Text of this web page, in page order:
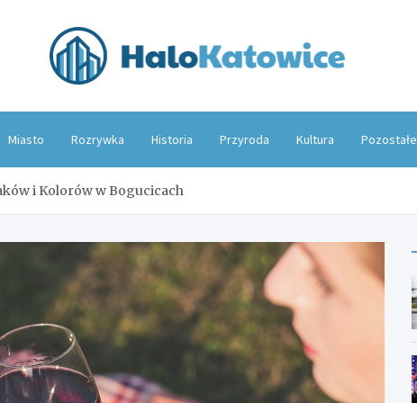
Miasto Rozrywka Historia Przyroda Kultura Pozostałe
i Kolorów w Bogucicach